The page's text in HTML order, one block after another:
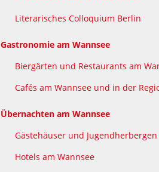
Literarisches Colloquium Berlin
Gastronomie am Wannsee
Biergärten und Restaurants am
Cafés am Wannsee und in der
Übernachten am Wannsee
Gästehäuser und
Hotels am Wannsee